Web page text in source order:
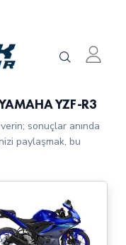
YZF-R3
sonuçlar anında
paylaşmak, bu